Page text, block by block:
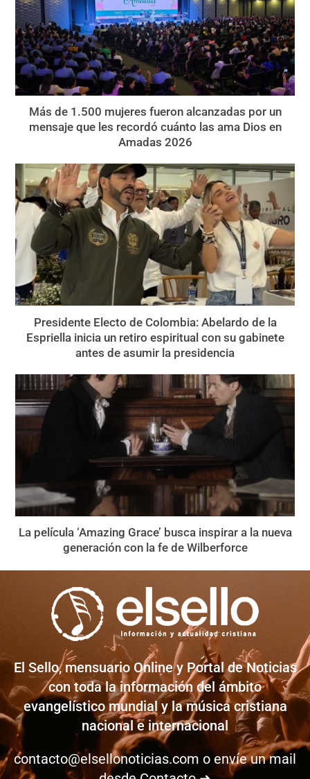
Más de 1.500 mujeres fueron alcanzadas por un
mensaje que les recordó cuánto las ama Dios en
Amadas 2026
Presidente Electo de Colombia: Abelardo de la
Espriella inicia un retiro espiritual con su gabinete
antes de asumir la presidencia
La película ‘Amazing Grace’ busca inspirar a la nueva
generación con la fe de Wilberforce
El Sello, mensuario Online y Portal de Noticias
con toda la información del ámbito
evangelístico mundial y la música cristiana
nacional e internacional
contacto@elsellonoticias.com o envíe un mail